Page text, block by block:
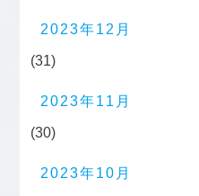
2023年12月
(31)
2023年11月
(30)
2023年10月